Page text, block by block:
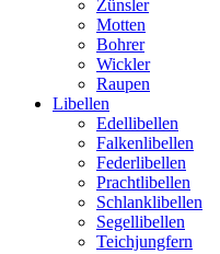
Zünsler
Motten
Bohrer
Wickler
Raupen
Libellen
Edellibellen
Falkenlibellen
Federlibellen
Prachtlibellen
Schlanklibellen
Segellibellen
Teichjungfern